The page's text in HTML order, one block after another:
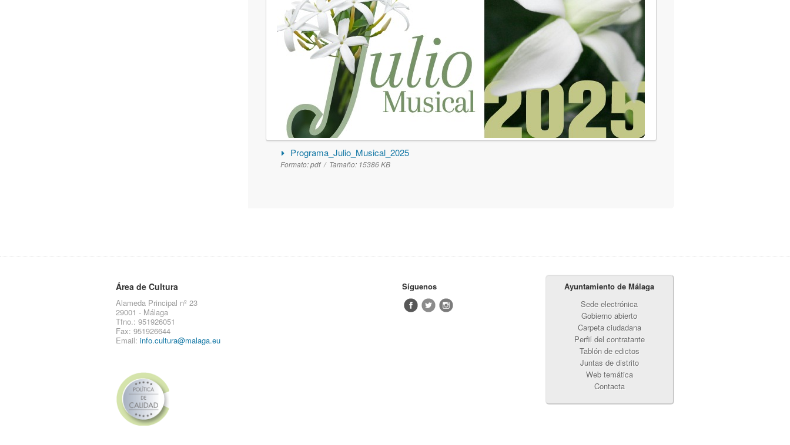
Programa_Julio_Musical_2025
Formato:pdf / Tamaño:15386 KB
Área de Cultura
Alameda Principal nº 23
29001 - Málaga
Tfno.: 951926051
Fax: 951926644
Email: info.cultura@malaga.eu
Síguenos
Ayuntamiento de Málaga
Sede electrónica
Gobierno abierto
Carpeta ciudadana
Perfil del contratante
Tablón de edictos
Juntas de distrito
Web temática
Contacta